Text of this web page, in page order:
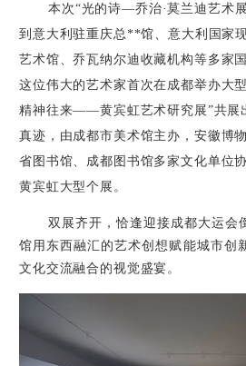
本次“光的诗—乔治·莫兰迪艺术
到意大利驻重庆总**馆、意大利国家
艺术馆、乔瓦纳尔迪收藏机构等多家
这位伟大的艺术家首次在成都举办大
精神往来——黄宾虹艺术研究展”共展
真迹，由成都市美术馆主办，安徽博
省图书馆、成都图书馆多家文化单位
黄宾虹大型个展。
双展齐开，恰逢迎接成都大运会
馆用东西融汇的艺术创想赋能城市创
文化交流融合的视觉盛宴。